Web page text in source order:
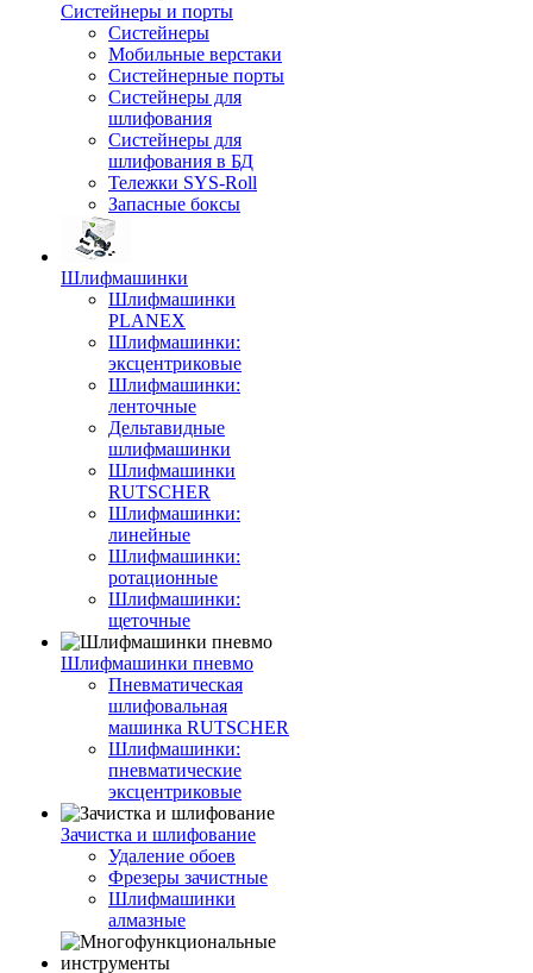
Систейнеры и порты
Систейнеры
Мобильные верстаки
Систейнерные порты
Систейнеры для
шлифования
Систейнеры для
шлифования в БД
Тележки SYS-Roll
Запасные боксы
Шлифмашинки
Шлифмашинки
PLANEX
Шлифмашинки:
эксцентриковые
Шлифмашинки:
ленточные
Дельтавидные
шлифмашинки
Шлифмашинки
RUTSCHER
Шлифмашинки:
линейные
Шлифмашинки:
ротационные
Шлифмашинки:
щеточные
Шлифмашинки пневмо
Пневматическая
шлифовальная
машинка RUTSCHER
Шлифмашинки:
пневматические
эксцентриковые
Зачистка и шлифование
Удаление обоев
Фрезеры зачистные
Шлифмашинки
алмазные